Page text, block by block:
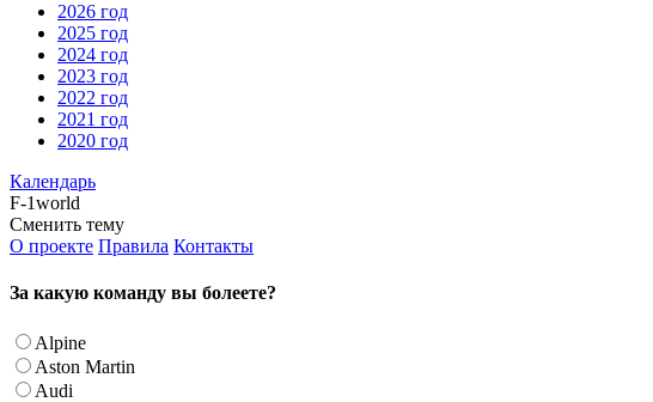
2026 год
2025 год
2024 год
2023 год
2022 год
2021 год
2020 год
Календарь
F-1world
Сменить тему
О проекте Правила Контакты
За какую команду вы болеете?
Alpine
Aston Martin
Audi